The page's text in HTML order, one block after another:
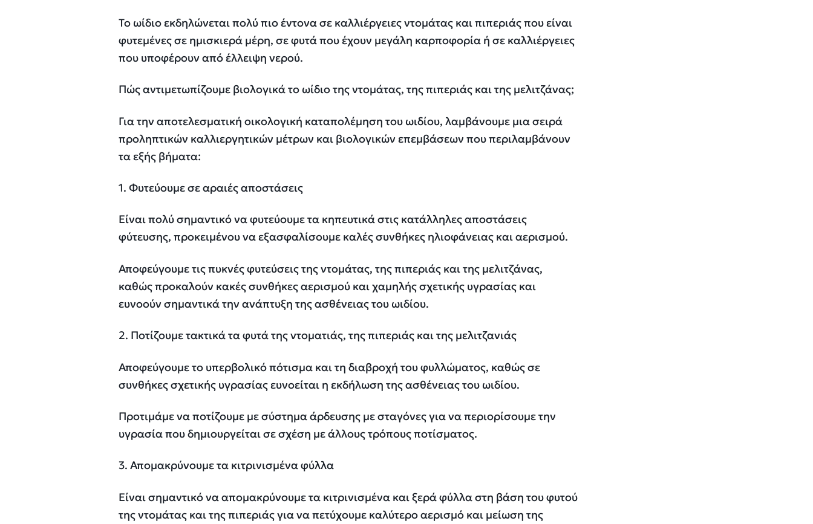
Το ωίδιο εκδηλώνεται πολύ πιο έντονα σε καλλιέργειες ντομάτας και πιπεριάς που είναι
φυτεμένες σε ημισκιερά μέρη, σε φυτά που έχουν μεγάλη καρποφορία ή σε καλλιέργειες
που υποφέρουν από έλλειψη νερού.
Πώς αντιμετωπίζουμε βιολογικά το ωίδιο της ντομάτας, της πιπεριάς και της μελιτζάνας;
Για την αποτελεσματική οικολογική καταπολέμηση του ωιδίου, λαμβάνουμε μια σειρά
προληπτικών καλλιεργητικών μέτρων και βιολογικών επεμβάσεων που περιλαμβάνουν
τα εξής βήματα:
1. Φυτεύουμε σε αραιές αποστάσεις
Είναι πολύ σημαντικό να φυτεύουμε τα κηπευτικά στις κατάλληλες αποστάσεις
φύτευσης, προκειμένου να εξασφαλίσουμε καλές συνθήκες ηλιοφάνειας και αερισμού.
Αποφεύγουμε τις πυκνές φυτεύσεις της ντομάτας, της πιπεριάς και της μελιτζάνας,
καθώς προκαλούν κακές συνθήκες αερισμού και χαμηλής σχετικής υγρασίας και
ευνοούν σημαντικά την ανάπτυξη της ασθένειας του ωιδίου.
2. Ποτίζουμε τακτικά τα φυτά της ντοματιάς, της πιπεριάς και της μελιτζανιάς
Αποφεύγουμε το υπερβολικό πότισμα και τη διαβροχή του φυλλώματος, καθώς σε
συνθήκες σχετικής υγρασίας ευνοείται η εκδήλωση της ασθένειας του ωιδίου.
Προτιμάμε να ποτίζουμε με σύστημα άρδευσης με σταγόνες για να περιορίσουμε την
υγρασία που δημιουργείται σε σχέση με άλλους τρόπους ποτίσματος.
3. Απομακρύνουμε τα κιτρινισμένα φύλλα
Είναι σημαντικό να απομακρύνουμε τα κιτρινισμένα και ξερά φύλλα στη βάση του φυτού
της ντομάτας και της πιπεριάς για να πετύχουμε καλύτερο αερισμό και μείωση της